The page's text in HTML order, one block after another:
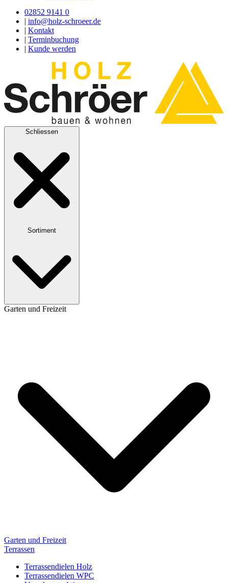
02852 9141 0
info@holz-schroeer.de
Kontakt
Terminbuchung
Kunde werden
Schliessen
Sortiment
Garten und Freizeit
Garten und Freizeit
Terrassen
Terrassendielen Holz
Terrassendielen WPC